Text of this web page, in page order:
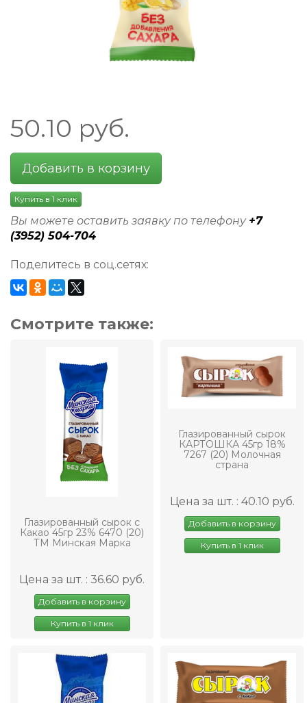
50.10 руб.
Добавить в корзину
Купить в 1 клик
Вы можете оставить заявку по телефону +7
(3952) 504-704
Поделитесь в соц.сетях:
Смотрите также:
Глазированный сырок с
Какао 45гр 23% 6470 (20)
ТМ Минская Марка
Цена за шт. : 36.60 руб.
Добавить в корзину
Купить в 1 клик
Глазированный сырок
КАРТОШКА 45гр 18%
7267 (20) Молочная
страна
Цена за шт. : 40.10 руб.
Добавить в корзину
Купить в 1 клик